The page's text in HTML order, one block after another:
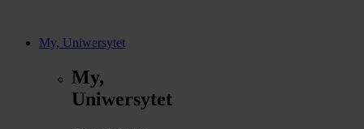
My, Uniwersytet
My,
Uniwersytet